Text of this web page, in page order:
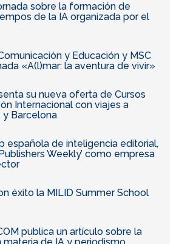
sobre la formación de
de la IA organizada por el
y Educación y MSC
«A(l)mar: la aventura de vivir»
su nueva oferta de Cursos
Internacional con viajes a
y Barcelona
española de inteligencia editorial,
Weekly’ como empresa
éxito la MILID Summer School
publica un artículo sobre la